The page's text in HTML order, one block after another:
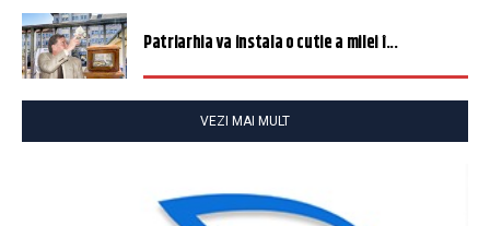
Patriarhia va instala o cutie a milei î...
VEZI MAI MULT